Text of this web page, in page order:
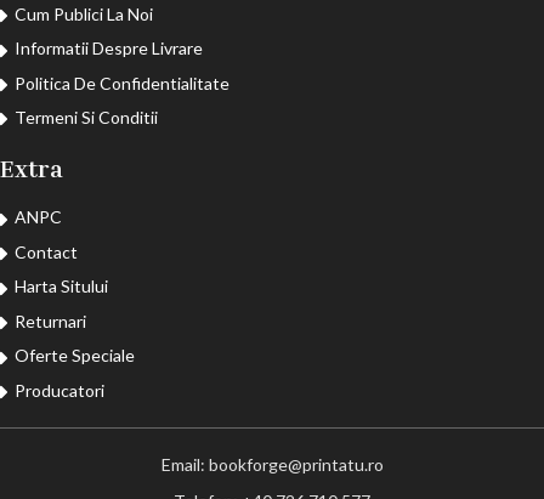
Cum Publici La Noi
Informatii Despre Livrare
Politica De Confidentialitate
Termeni Si Conditii
Extra
ANPC
Contact
Harta Sitului
Returnari
Oferte Speciale
Producatori
Email: bookforge@printatu.ro